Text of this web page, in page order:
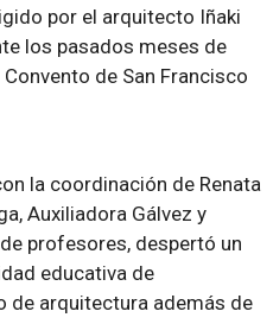
por el arquitecto Iñaki
los pasados meses de
de San Francisco
la coordinación de Renata
Auxiliadora Gálvez y
profesores, despertó un
educativa de
de arquitectura además de